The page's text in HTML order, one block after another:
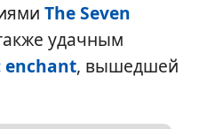
The Seven
удачным
enchant, вышедшей